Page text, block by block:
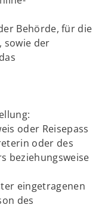
Behörde, für die
sowie der
oder Reisepass
oder des
beziehungsweise
eingetragenen
des